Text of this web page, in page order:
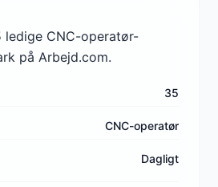
ledige CNC-operatør-
på Arbejd.com.
35
CNC-operatør
Dagligt